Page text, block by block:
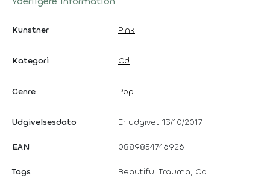
Kunstner Pink
Kategori Cd
Genre Pop
Udgivelsesdato Er udgivet 13/10/2017
EAN 0889854746926
Tags Beautiful Trauma, Cd